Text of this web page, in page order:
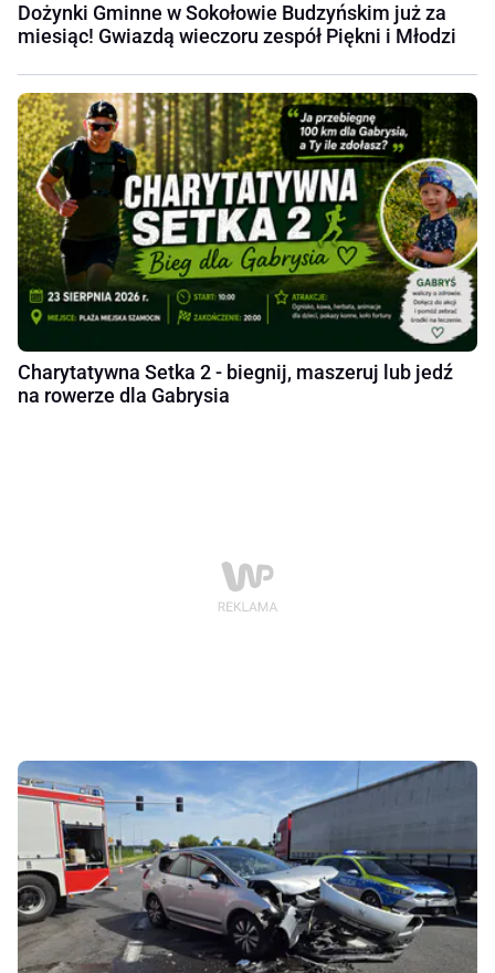
Dożynki Gminne w Sokołowie Budzyńskim już za
miesiąc! Gwiazdą wieczoru zespół Piękni i Młodzi
Charytatywna Setka 2 - biegnij, maszeruj lub jedź
na rowerze dla Gabrysia